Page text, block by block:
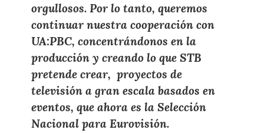
orgullosos. Por lo tanto, queremos
continuar nuestra cooperación con
UA:PBC, concentrándonos en la
producción y creando lo que STB
pretende crear, proyectos de
televisión a gran escala basados ​​en
eventos, que ahora es la Selección
Nacional para Eurovisión.